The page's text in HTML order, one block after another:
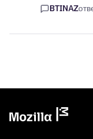
BTINAZ